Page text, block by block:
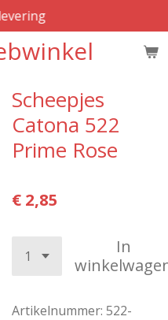
Scheepjes
Catona 522
Prime Rose
€ 2,85
In
Artikelnummer: 522-